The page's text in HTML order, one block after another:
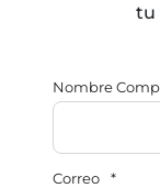
tu
Nombre
Correo *